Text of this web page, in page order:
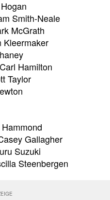
Smith-Neale
McGrath
Kleermaker
Hamilton
Taylor
Gallagher
Suzuki
Steenbergen